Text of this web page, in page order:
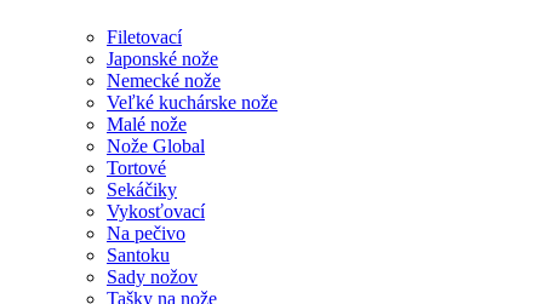
Filetovací
Japonské nože
Nemecké nože
Veľké kuchárske nože
Malé nože
Nože Global
Tortové
Sekáčiky
Vykosťovací
Na pečivo
Santoku
Sady nožov
Tašky na nože